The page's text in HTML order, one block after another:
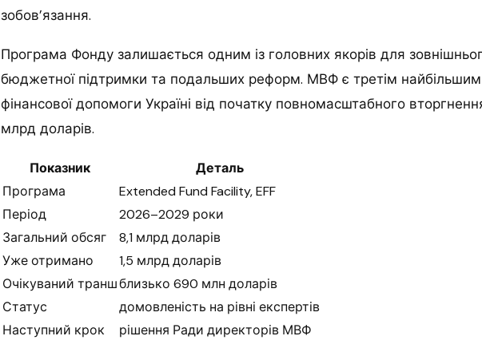
зобов’язання.
Програма Фонду залишається одним із головних якорів для
бюджетної підтримки та подальших реформ. МВФ є третім
фінансової допомоги Україні від початку повномасштабного
млрд доларів.
Показник
Деталь
Програма
Extended Fund Facility, EFF
Період
2026–2029 роки
Загальний обсяг
8,1 млрд доларів
Уже отримано
1,5 млрд доларів
Очікуваний траншблизько 690 млн доларів
Статус
домовленість на рівні експертів
Наступний крок
рішення Ради директорів МВФ